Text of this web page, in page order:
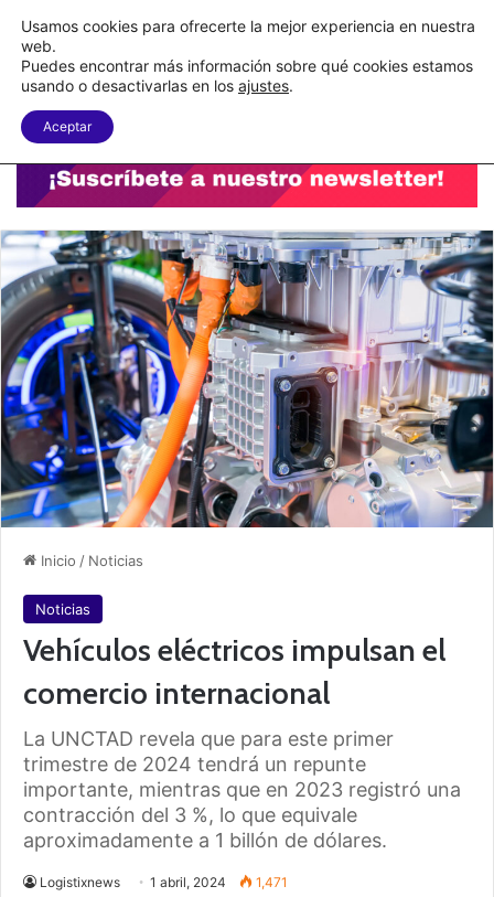
C&A México completa la implementación de su WMS en la nube
Menu
Inicio / Noticias
Noticias
Vehículos eléctricos impulsan el
comercio internacional
La UNCTAD revela que para este primer
trimestre de 2024 tendrá un repunte
importante, mientras que en 2023 registró una
contracción del 3 %, lo que equivale
aproximadamente a 1 billón de dólares.
Logistixnews 1 abril, 2024 1,471
Usamos cookies para ofrecerte la mejor experiencia en nuestra
web.
Puedes encontrar más información sobre qué cookies estamos
usando o desactivarlas en los ajustes.
Aceptar